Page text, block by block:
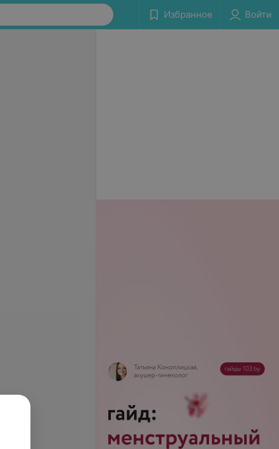
Избранное Войти